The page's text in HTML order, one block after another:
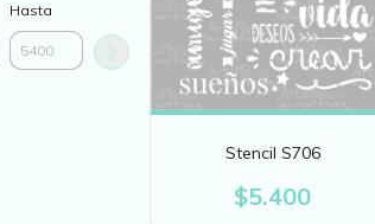
Hasta
Stencil S706
$5.400